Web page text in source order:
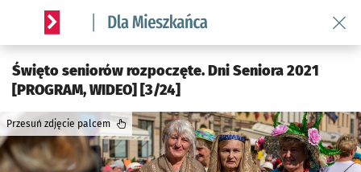
Serwis informacyjny wroclaw.pl podserwis: Dla mieszkańca
Święto seniorów rozpoczęte. Dni Seniora 2021
[PROGRAM, WIDEO] [3/24]
Przesuń zdjęcie palcem